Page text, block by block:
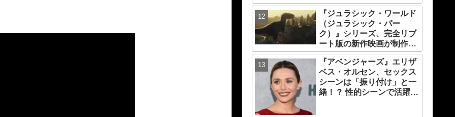
事なのは…」
『ジュラシック・ワールド
（ジュラシック・パー
ク）』シリーズ、完全リブ
ート版の新作映画が制作
中！ 元祖『ジュラシック・
パーク』の脚本家デヴィッ
ド・コープが関与
『アベンジャーズ』エリザ
ベス・オルセン、セックス
シーンは「振り付け」と一
緒！？ 性的シーンで活躍す